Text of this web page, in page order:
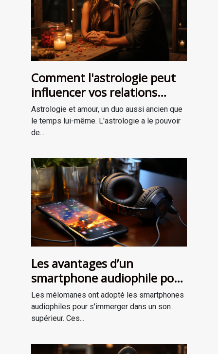
Comment l'astrologie peut
influencer vos relations
amoureuses
Astrologie et amour, un duo aussi ancien que
le temps lui-même. L'astrologie a le pouvoir
de...
Les avantages d’un
smartphone audiophile pour
une expérience sonore de
qualité
Les mélomanes ont adopté les smartphones
audiophiles pour s'immerger dans un son
supérieur. Ces...